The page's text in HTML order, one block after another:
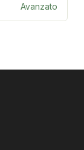
Avanzato